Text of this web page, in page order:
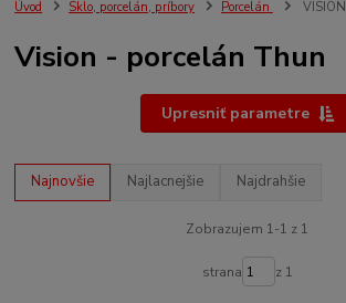
Úvod Sklo, porcelán, príbory Porcelán VISION
Vision - porcelán Thun
Upresniť parametre
Najnovšie Najlacnejšie Najdrahšie
Zobrazujem 1-1 z 1
strana z 1